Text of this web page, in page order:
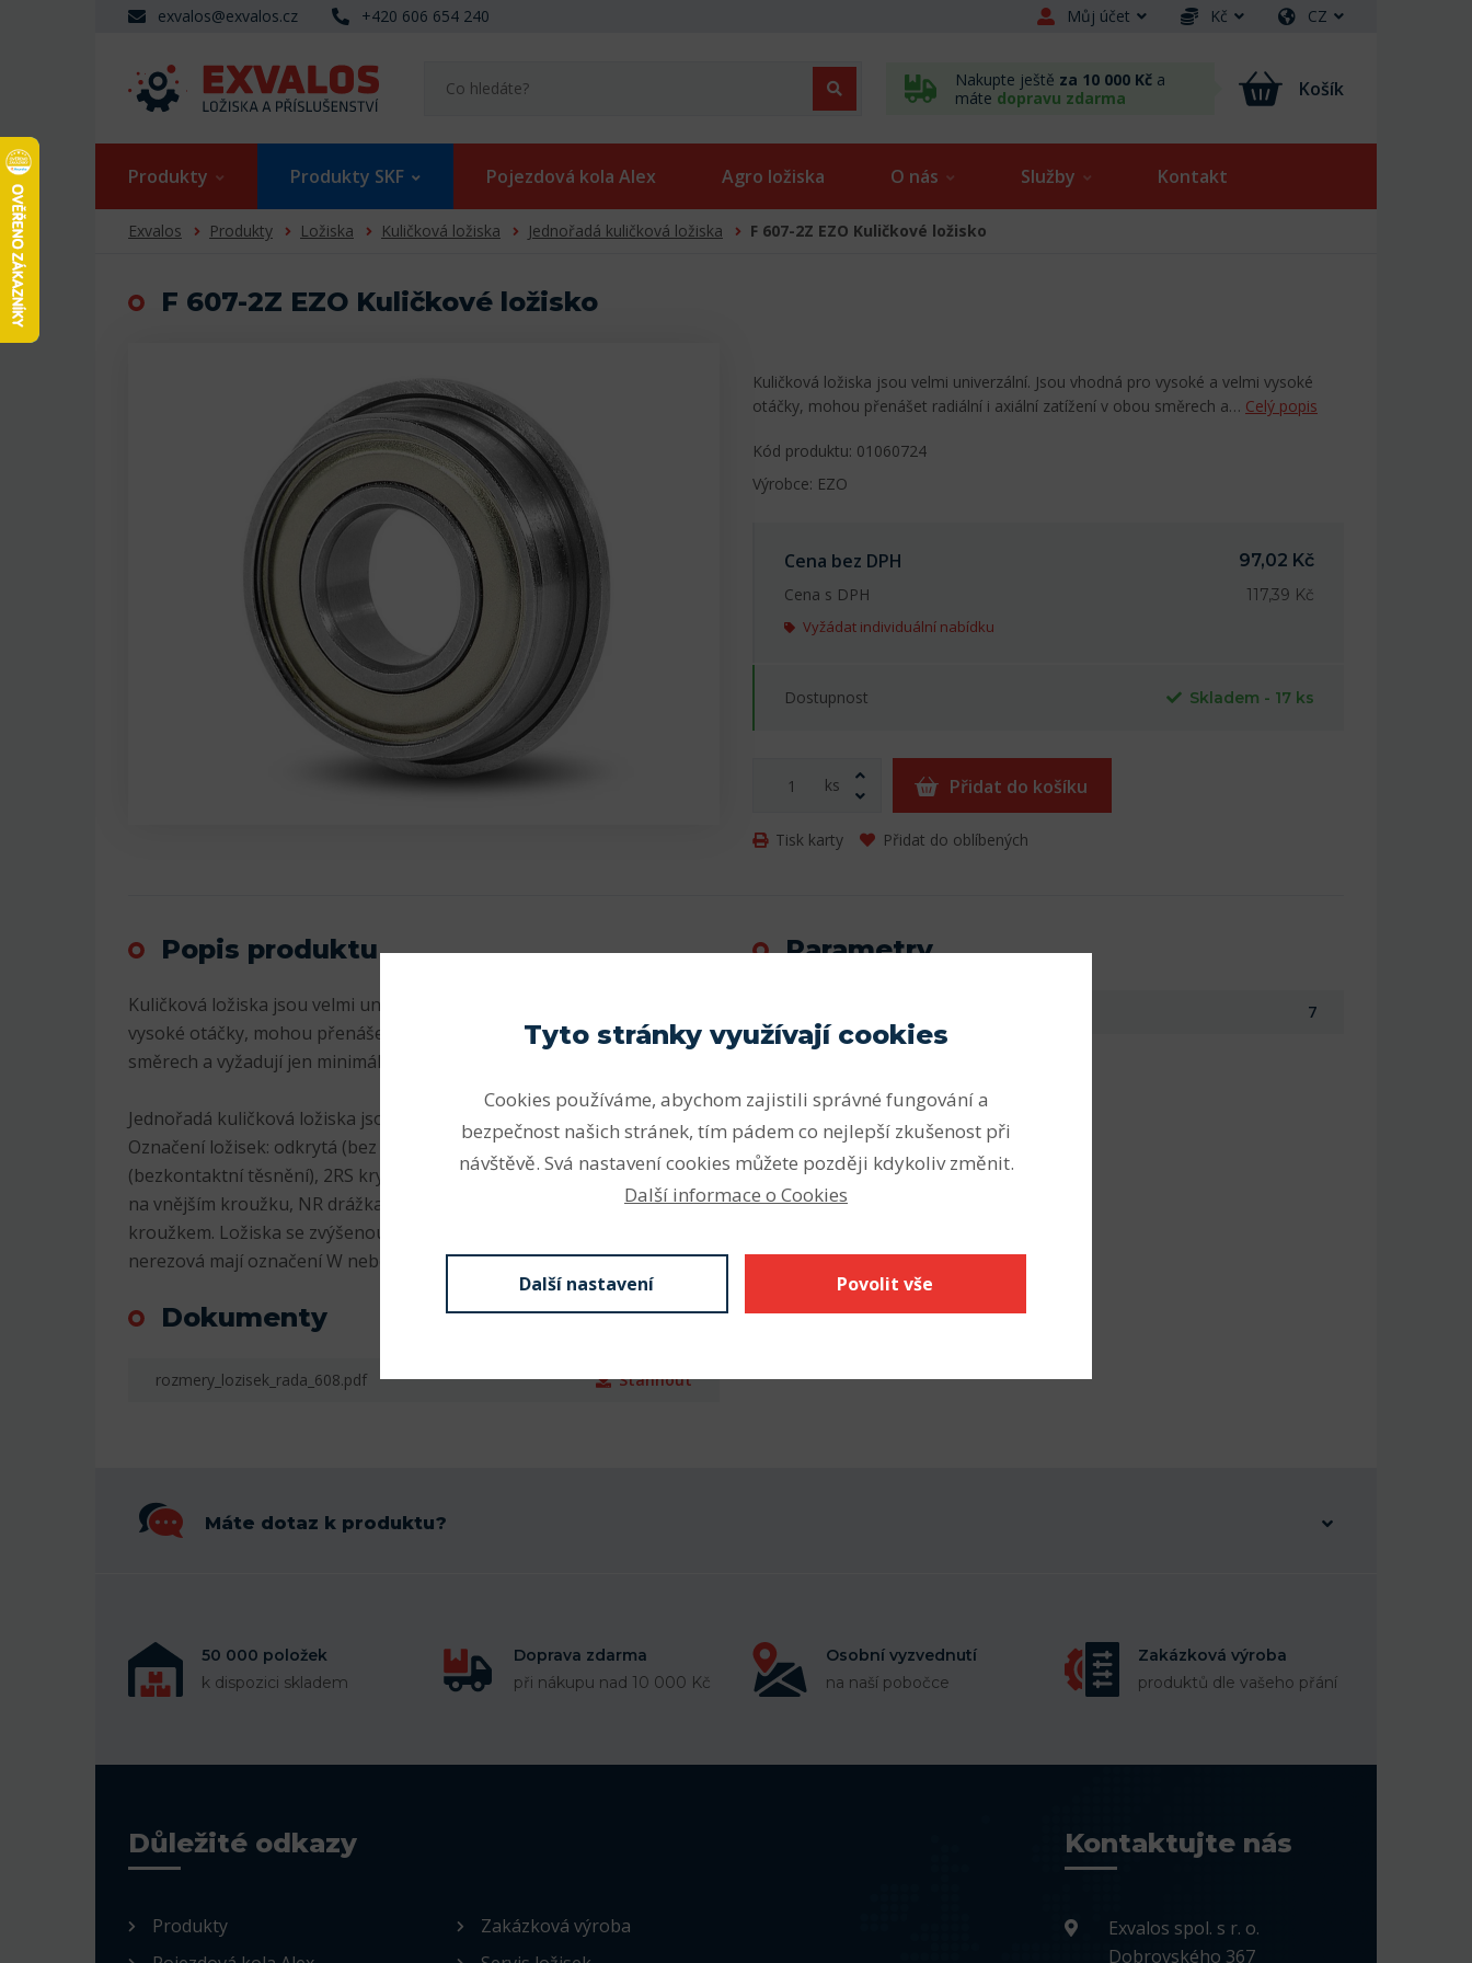
exvalos@exvalos.cz +420 606 654 240 Můj účet Kč CZ
Nakupte ještě za 10 000 Kč a
máte dopravu zdarma Košík
Produkty Produkty SKF Pojezdová kola Alex Agro ložiska O nás Služby Kontakt
Exvalos Produkty Ložiska Kuličková ložiska Jednořadá kuličková ložiska F 607-2Z EZO Kuličkové ložisko
F 607-2Z EZO Kuličkové ložisko
Kuličková ložiska jsou velmi univerzální. Jsou vhodná pro vysoké a velmi vysoké
otáčky, mohou přenášet radiální i axiální zatížení v obou směrech a… Celý popis
Kód produktu: 01060724
Výrobce: EZO
Cena bez DPH
97,02 Kč
Cena s DPH
117,39 Kč
Vyžádat individuální nabídku
Dostupnost Skladem - 17 ks
ks Přidat do košíku
Tisk karty Přidat do oblíbených
Popis produktu
Kuličková ložiska jsou velmi univerzální. Jsou vhodná pro vysoké a velmi
vysoké otáčky, mohou přenášet radiální i axiální zatížení v obou
směrech a vyžadují jen minimální údržbu.
Jednořadá kuličková ložiska jsou nejrozšířenějším druhem ložisek.
Označení ložisek: odkrytá (bez označení), 2Z krytá plechem
(bezkontaktní těsnění), 2RS krytá plastem (kontaktní těsnění), N drážka
na vnějším kroužku, NR drážka na vnějším kroužku s pojistným
kroužkem. Ložiska se zvýšenou radiální vůlí se značí C3 nebo C4,
nerezová mají označení W nebo S, K kuželová díra vnitřního kroužku.
Dokumenty
rozmery_lozisek_rada_608.pdf Stáhnout
Parametry
7
Máte dotaz k produktu?
50 000 položek
k dispozici skladem
Doprava zdarma
při nákupu nad 10 000 Kč
Osobní vyzvednutí
na naší pobočce
Zakázková výroba
produktů dle vašeho přání
Důležité odkazy
Produkty
Zakázková výroba
Kontaktujte nás
Exvalos spol. s r. o.
Dobrovského 367
Tyto stránky využívají cookies
Cookies používáme, abychom zajistili správné fungování a
bezpečnost našich stránek, tím pádem co nejlepší zkušenost při
návštěvě. Svá nastavení cookies můžete později kdykoliv změnit.
Další informace o Cookies
Další nastavení Povolit vše